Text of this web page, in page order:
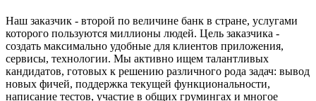
Наш заказчик - второй по величине банк в стране, услугами
которого пользуются миллионы людей. Цель заказчика -
создать максимально удобные для клиентов приложения,
сервисы, технологии. Мы активно ищем талантливых
кандидатов, готовых к решению различного рода задач: вывод
новых фичей, поддержка текущей функциональности,
написание тестов, участие в общих грумингах и многое